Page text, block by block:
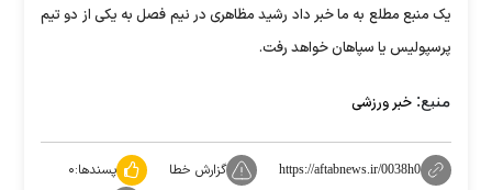
یک منبع مطلع به ما خبر داد رشید مظاهری در نیم فصل به یکی از دو تیم
پرسپولیس یا سپاهان خواهد رفت.
منبع: خبر ورزشی
https://aftabnews.ir/0038h0 گزارش خطا پسندها:۰